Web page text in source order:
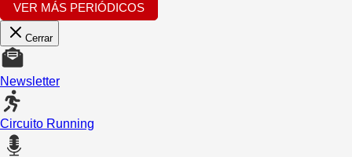
VER MÁS PERIÓDICOS
Cerrar
Newsletter
Circuito Running